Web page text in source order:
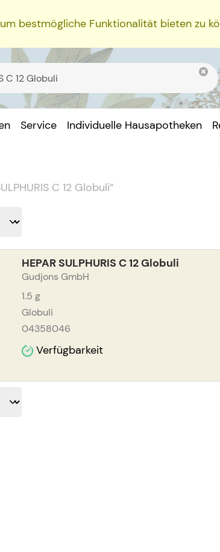
bestmögliche Funktionalität bieten zu
Service Individuelle Hausapotheken
C 12 Globuli“
HEPAR SULPHURIS C 12 Globuli
Gudjons GmbH
1.5 g
Globuli
04358046
Verfügbarkeit